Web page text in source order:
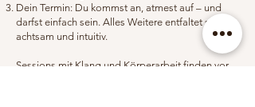
Dein Termin: Du kommst an, atmest auf – und
darfst einfach sein. Alles Weitere entfaltet sich
achtsam und intuitiv.
Sessions mit Klang und Körperarbeit finden vor